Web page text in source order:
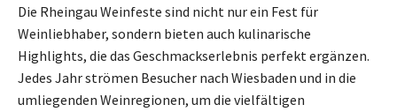
Die Rheingau Weinfeste sind nicht nur ein Fest für
Weinliebhaber, sondern bieten auch kulinarische
Highlights, die das Geschmackserlebnis perfekt ergänzen.
Jedes Jahr strömen Besucher nach Wiesbaden und in die
umliegenden Weinregionen, um die vielfältigen